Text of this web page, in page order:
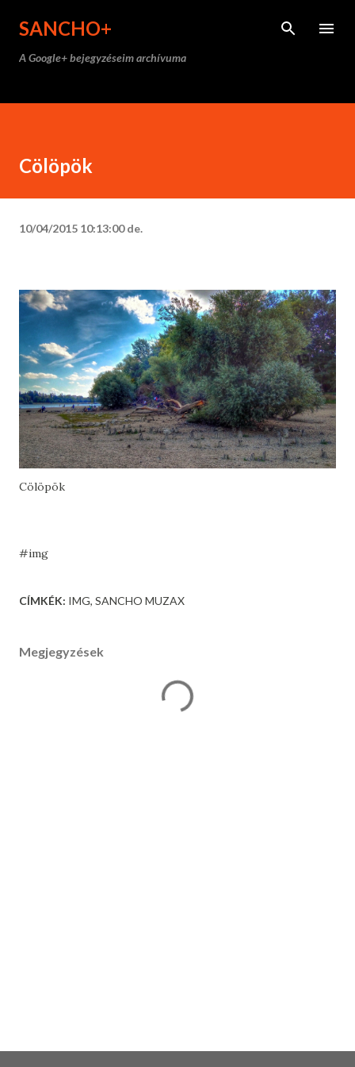
SANCHO+
A Google+ bejegyzéseim archívuma
Cölöpök
10/04/2015 10:13:00 de.
Cölöpök
#img
CÍMKÉK: IMG SANCHO MUZAX
Megjegyzések